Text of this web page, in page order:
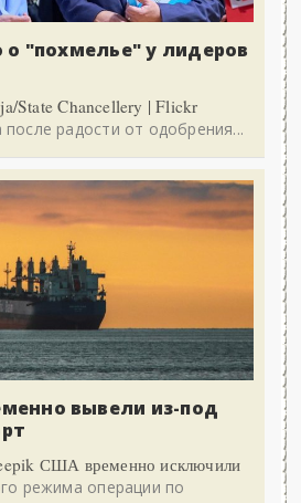
о "похмелье" у лидеров
State Chancellery | Flickr
радости от одобрения...
вывели из-под
США временно исключили
режима операции по